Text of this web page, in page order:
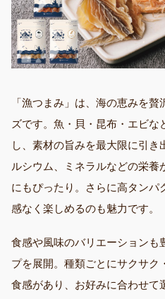
「漁つまみ」は、海の恵みを
ズです。魚・貝・昆布・エビな
し、素材の旨みを最大限に引き
ルシウム、ミネラルなどの栄
にもぴったり。さらに高タンパ
感なく楽しめるのも魅力です。
食感や風味のバリエーションも
プを展開。種類ごとにサクサク
食感があり、お好みに合わせて